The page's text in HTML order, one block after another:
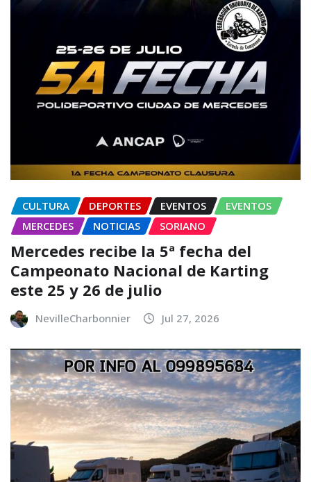
CULTURA DEPORTES EVENTOS
EVENTOS
MERCEDES
NOTICIAS SORIANO
Mercedes recibe la 5ª fecha del
Campeonato Nacional de Karting
este 25 y 26 de julio
NevilleCharbonnier Jul 27, 2026